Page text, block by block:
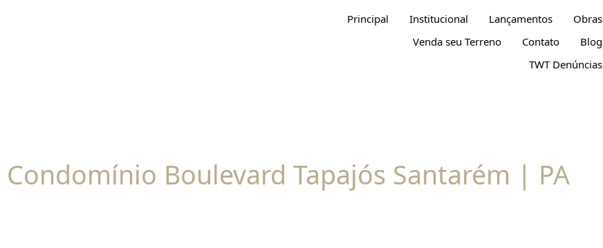
Principal Institucional Lançamentos
Obras
Venda seu Terreno
Contato
Blog
TWT Denúncias
Condomínio Boulevard Tapajós Santarém | PA